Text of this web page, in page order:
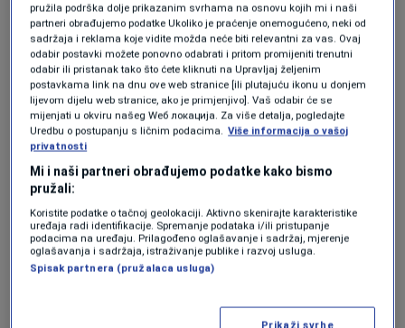
Više tema kao što je ova?
AMIR EF. MAHIĆ DUŠKA JURIŠIĆ MILORAD DODIK
Oglas
pružila podrška dolje prikazanim svrhama na osnovu kojih mi i naši
partneri obrađujemo podatke Ukoliko je praćenje onemogućeno, neki od
sadržaja i reklama koje vidite možda neće biti relevantni za vas. Ovaj
odabir postavki možete ponovno odabrati i pritom promijeniti trenutni
odabir ili pristanak tako što ćete kliknuti na Upravljaj željenim
postavkama link na dnu ove web stranice [ili plutajuću ikonu u donjem
lijevom dijelu web stranice, ako je primjenjivo]. Vaš odabir će se
mijenjati u okviru našeg Wеб локација. Za više detalja, pogledajte
Uredbu o postupanju s ličnim podacima. Više informacija o vašoj
privatnosti
Mi i naši partneri obrađujemo podatke kako bismo
pružali:
Koristite podatke o tačnoj geolokaciji. Aktivno skenirajte karakteristike
uređaja radi identifikacije. Spremanje podataka i/ili pristupanje
podacima na uređaju. Prilagođeno oglašavanje i sadržaj, mjerenje
oglašavanja i sadržaja, istraživanje publike i razvoj usluga.
Spisak partnera (pružalaca usluga)
Prikaži svrhe